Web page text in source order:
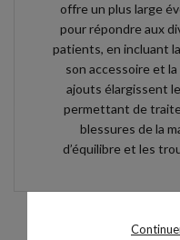
offre un plus large
pour répondre aux
patients, en incluant
son accessoire et
ajouts élargissent
permettant de
blessures de la
d’équilibre et les